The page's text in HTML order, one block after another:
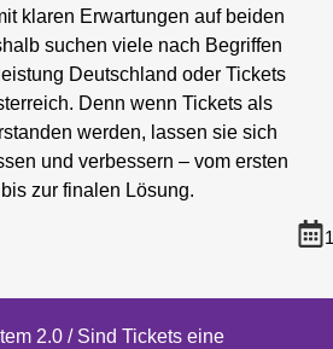
klaren Erwartungen auf beiden
suchen viele nach Begriffen
Deutschland oder Tickets
Denn wenn Tickets als
werden, lassen sie sich
und verbessern – vom ersten
zur finalen Lösung.
2.0 / Sind Tickets eine